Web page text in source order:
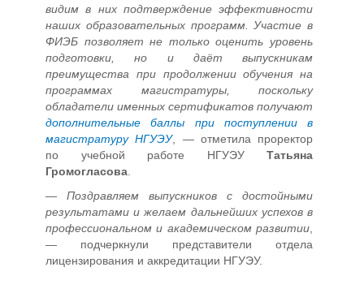
видим в них подтверждение эффективности
наших образовательных программ. Участие в
ФИЭБ позволяет не только оценить уровень
подготовки, но и даёт выпускникам
преимущества при продолжении обучения на
программах магистратуры, поскольку
обладатели именных сертификатов получают
дополнительные баллы при поступлении в
магистратуру НГУЭУ, — отметила проректор
по учебной работе НГУЭУ Татьяна
Громогласова
— Поздравляем выпускников с достойными
результатами и желаем дальнейших успехов в
профессиональном и академическом развитии
— подчеркнули представители отдела
лицензирования и аккредитации НГУЭУ.